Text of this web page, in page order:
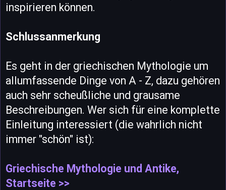
inspirieren können.
Schlussanmerkung
Es geht in der griechischen Mythologie um
allumfassende Dinge von A - Z, dazu gehören
auch sehr scheußliche und grausame
Beschreibungen. Wer sich für eine komplette
Einleitung interessiert (die wahrlich nicht
immer "schön" ist):
Griechische Mythologie und Antike,
Startseite >>